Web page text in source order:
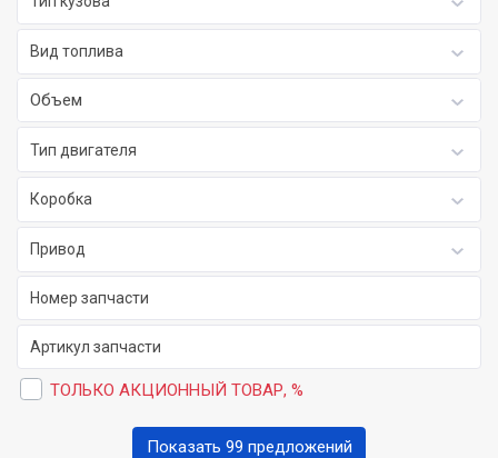
Вид топлива
Объем
Тип двигателя
Коробка
Привод
ТОЛЬКО АКЦИОННЫЙ ТОВАР, %
Показать 99 предложений